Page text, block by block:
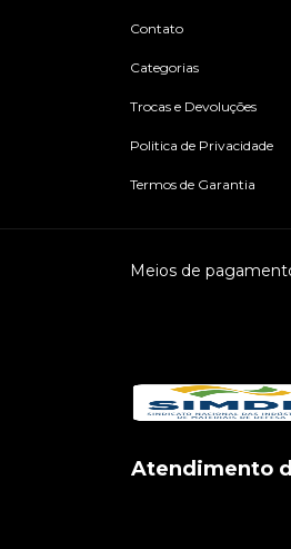
Contato
Categorias
Trocas e Devoluções
Politica de Privacidade
Termos de Garantia
Meios de
Atendimento